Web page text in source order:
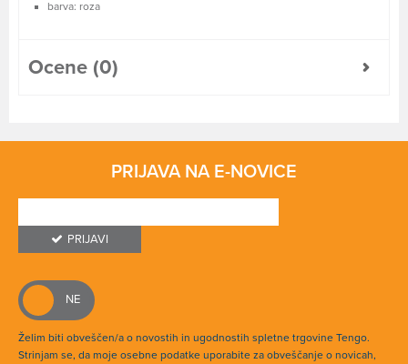
barva: roza
Ocene (0)
PRIJAVA NA E-NOVICE
PRIJAVI
Želim biti obveščen/a o novostih in ugodnostih spletne trgovine Tengo.
Strinjam se, da moje osebne podatke uporabite za obveščanje o novicah,